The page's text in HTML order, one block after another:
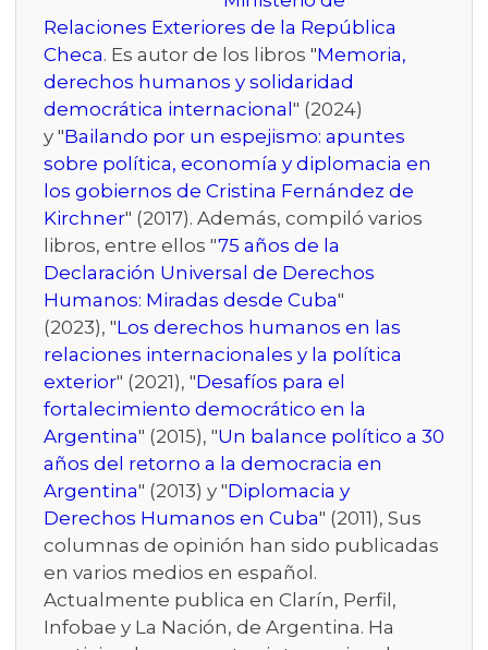
Relaciones Exteriores de la República
Checa. Es autor de los libros "Memoria,
derechos humanos y solidaridad
democrática internacional " (2024)
y "Bailando por un espejismo: apuntes
sobre política, economía y diplomacia en
los gobiernos de Cristina Fernández de
Kirchner" (2017). Además, compiló varios
libros, entre ellos "75 años de la
Declaración Universal de Derechos
Humanos: Miradas desde Cuba"
(2023), "Los derechos humanos en las
relaciones internacionales y la política
exterior" (2021), "Desafíos para el
fortalecimiento democrático en la
Argentina" (2015), "Un balance político a 30
años del retorno a la democracia en
Argentina" (2013) y "Diplomacia y
Derechos Humanos en Cuba" (2011), Sus
columnas de opinión han sido publicadas
en varios medios en español.
Actualmente publica en Clarín, Perfil,
Infobae y La Nación, de Argentina. Ha